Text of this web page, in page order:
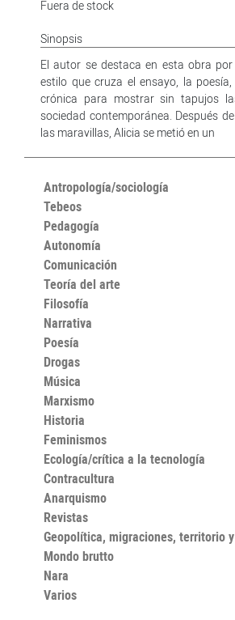
Fuera de stock
Sinopsis
El autor se destaca en esta obra
estilo que cruza el ensayo, la
crónica para mostrar sin tapujos
sociedad contemporánea. Después
las maravillas, Alicia se metió en un
Antropología/sociología
Tebeos
Pedagogía
Autonomía
Comunicación
Teoría del arte
Filosofía
Narrativa
Poesía
Drogas
Música
Marxismo
Historia
Feminismos
Ecología/crítica a la tecnología
Contracultura
Anarquismo
Revistas
Geopolítica, migraciones, territorio
Mondo brutto
Nara
Varios